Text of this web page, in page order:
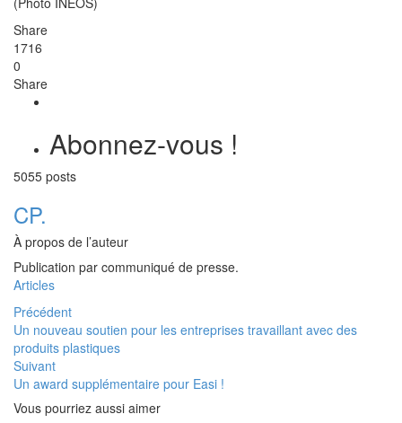
Share
1716
0
Share
Abonnez-vous !
5055 posts
CP.
À propos de l’auteur
Publication par communiqué de presse.
Articles
Précédent
Un nouveau soutien pour les entreprises travaillant avec des
produits plastiques
Suivant
Un award supplémentaire pour Easi !
Vous pourriez aussi aimer